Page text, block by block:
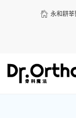
永和耕